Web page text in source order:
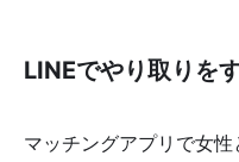
LINEでやり取りを
マッチングアプリで女